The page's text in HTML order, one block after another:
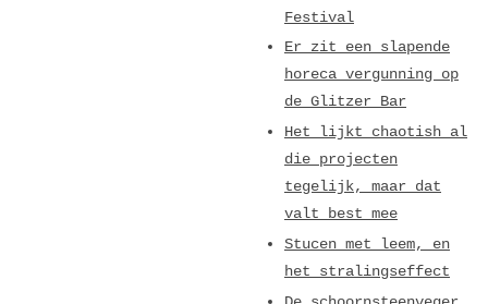
Festival
Er zit een slapende
horeca vergunning op
de Glitzer Bar
Het lijkt chaotish al
die projecten
tegelijk, maar dat
valt best mee
Stucen met leem, en
het stralingseffect